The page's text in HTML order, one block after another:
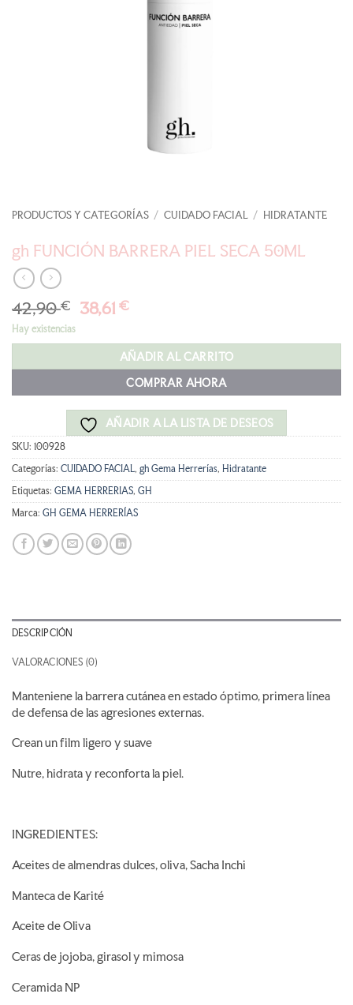
PRODUCTOS Y CATEGORÍAS / CUIDADO FACIAL / HIDRATANTE
gh FUNCIÓN BARRERA PIEL SECA 50ML
42,90€ El
original
42,90 €.
38,61€El
actual
es:
38,61 €.
Hay existencias
AÑADIR AL CARRITO
COMPRAR AHORA
AÑADIR A LA LISTA DE DESEOS
SKU: 100928
Categorías: CUIDADO FACIAL, gh Gema Herrerías, Hidratante
Etiquetas: GEMA HERRERIAS, GH
Marca: GH GEMA HERRERÍAS
DESCRIPCIÓN
VALORACIONES (0)
Manteniene la barrera cutánea en estado óptimo, primera línea
de defensa de las agresiones externas.
Crean un film ligero y suave
Nutre, hidrata y reconforta la piel.
INGREDIENTES:
Aceites de almendras dulces, oliva, Sacha Inchi
Manteca de Karité
Aceite de Oliva
Ceras de jojoba, girasol y mimosa
Ceramida NP